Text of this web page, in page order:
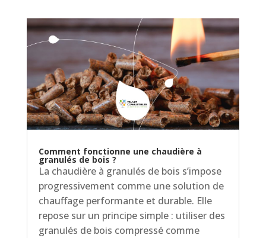
Comment fonctionne une chaudière à
granulés de bois ?
La chaudière à granulés de bois s’impose
progressivement comme une solution de
chauffage performante et durable. Elle
repose sur un principe simple : utiliser des
granulés de bois compressé comme